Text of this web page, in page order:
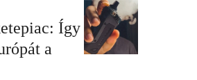
Így
a